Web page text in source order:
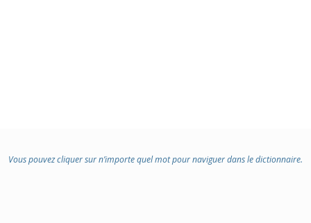
Vous pouvez cliquer sur n’importe quel mot pour naviguer dans le dictionnaire.